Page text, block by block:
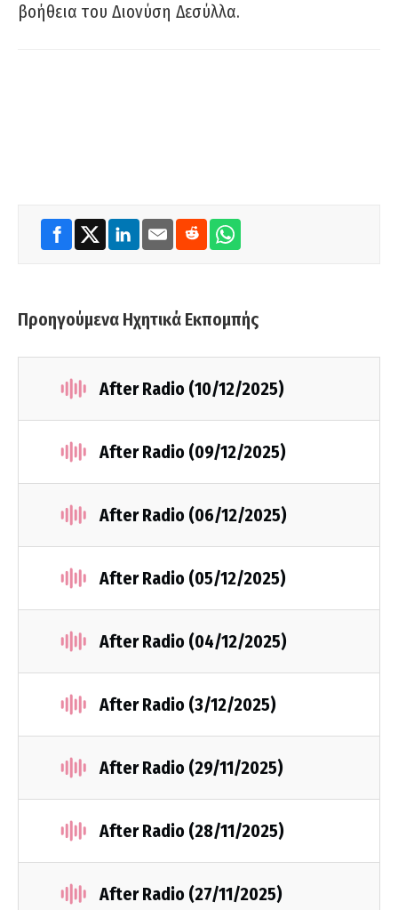
βοήθεια του Διονύση Δεσύλλα.
Προηγούμενα Ηχητικά Εκπομπής
After Radio (10/12/2025)
After Radio (09/12/2025)
After Radio (06/12/2025)
After Radio (05/12/2025)
After Radio (04/12/2025)
After Radio (3/12/2025)
After Radio (29/11/2025)
After Radio (28/11/2025)
After Radio (27/11/2025)